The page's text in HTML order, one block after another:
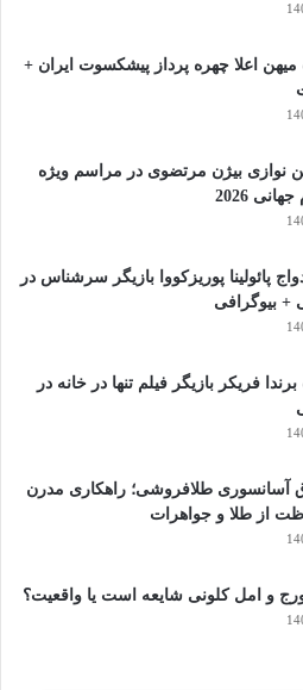
اعلا چهره پرداز پیشکسوت ایران +
نوازی بیژن مرتضوی در مراسم ویژه
2026
پائولینا پوریزکووا بازیگر سرشناس در
فریکر بازیگر فیلم تنها در خانه در
آسانسوری طلافروشی؛ راهکاری مدرن
از طلا و جواهرات
و امل کلونی شایعه است یا واقعیت؟